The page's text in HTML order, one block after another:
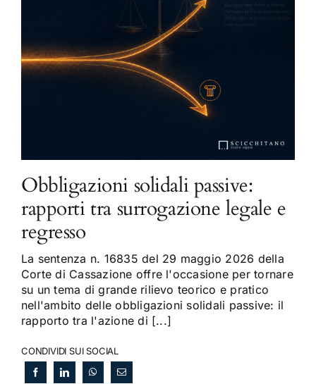
Obbligazioni solidali passive:
rapporti tra surrogazione legale e
regresso
La sentenza n. 16835 del 29 maggio 2026 della
Corte di Cassazione offre l'occasione per tornare
su un tema di grande rilievo teorico e pratico
nell'ambito delle obbligazioni solidali passive: il
rapporto tra l'azione di [...]
CONDIVIDI SUI SOCIAL